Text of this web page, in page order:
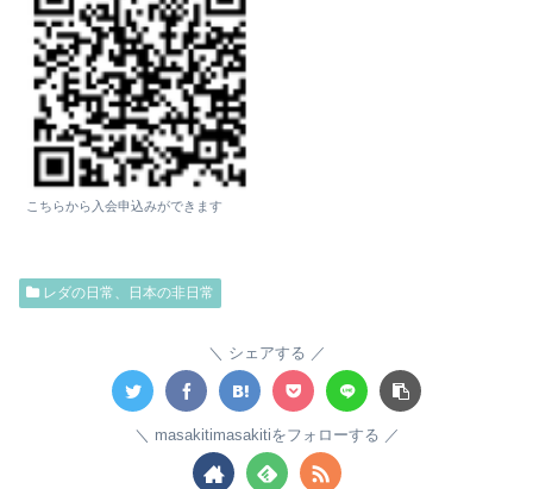
こちらから入会申込みができます
レダの日常、日本の非日常
シェアする
masakitimasakitiをフォローする